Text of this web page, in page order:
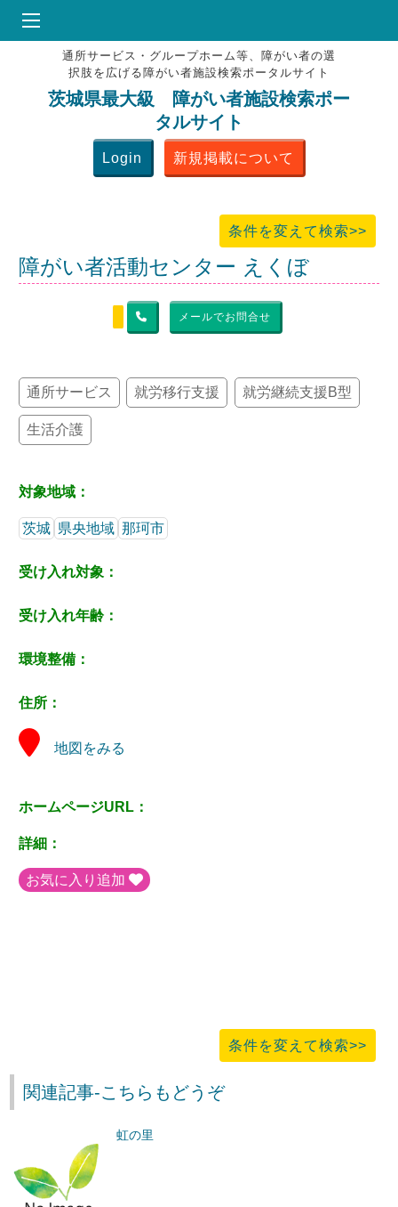
HOME
♥お気にりブックマーク
掲載会員MENU
よくある質問
通所サービス・グループホーム等、障がい者の選
択肢を広げる障がい者施設検索ポータルサイト
茨城県最大級 障がい者施設検索ポー
タルサイト
Login 新規掲載について
条件を変えて検索>>
障がい者活動センター えくぼ
メールでお問合せ
通所サービス 就労移行支援 就労継続支援B型
生活介護
対象地域：
茨城 県央地域 那珂市
受け入れ対象：
受け入れ年齢：
環境整備：
住所：
地図をみる
ホームページURL：
詳細：
お気に入り追加
条件を変えて検索>>
関連記事-こちらもどうぞ
虹の里